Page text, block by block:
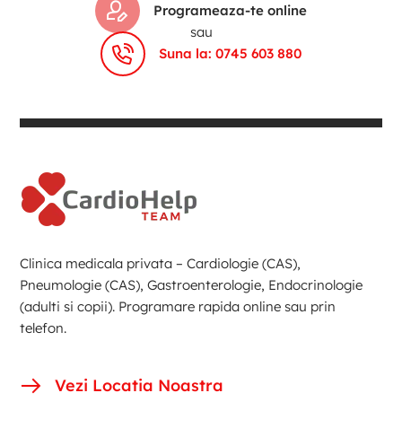
Programeaza-te online
sau
Suna la: 0745 603 880
Clinica medicala privata – Cardiologie (CAS),
Pneumologie (CAS), Gastroenterologie, Endocrinologie
(adulti si copii). Programare rapida online sau prin
telefon.
Vezi Locatia Noastra